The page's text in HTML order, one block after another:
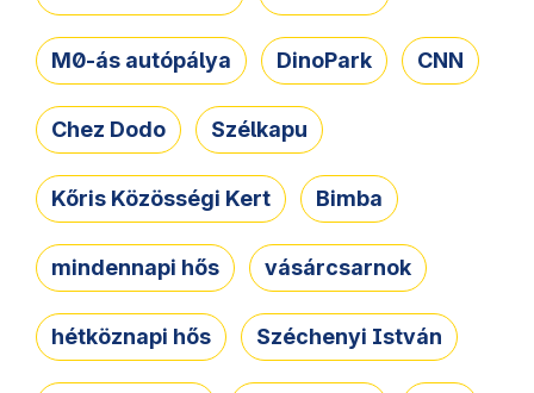
M0-ás autópálya DinoPark CNN
Chez Dodo Szélkapu
Kőris Közösségi Kert Bimba
mindennapi hős vásárcsarnok
hétköznapi hős Széchenyi István